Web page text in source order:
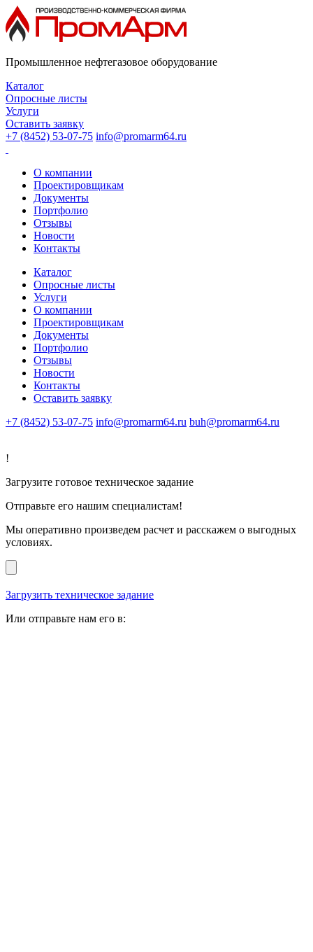
Промышленное нефтегазовое оборудование
Каталог
Опросные листы
Услуги
Оставить заявку
+7 (8452) 53-07-75 info@promarm64.ru
О компании
Проектировщикам
Документы
Портфолио
Отзывы
Новости
Контакты
Каталог
Опросные листы
Услуги
О компании
Проектировщикам
Документы
Портфолио
Отзывы
Новости
Контакты
Оставить заявку
+7 (8452) 53-07-75 info@promarm64.ru buh@promarm64.ru
!
Загрузите готовое техническое задание
Отправьте его нашим специалистам!
Мы оперативно произведем расчет и расскажем о выгодных
условиях.
Загрузить техническое задание
Или отправьте нам его в: